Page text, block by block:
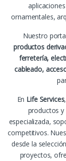
ornamentales,
Nuestro
productos
ferretería,
cableado,
En Life Services
productos y
especializada,
competitivos.
desde la
proyectos,